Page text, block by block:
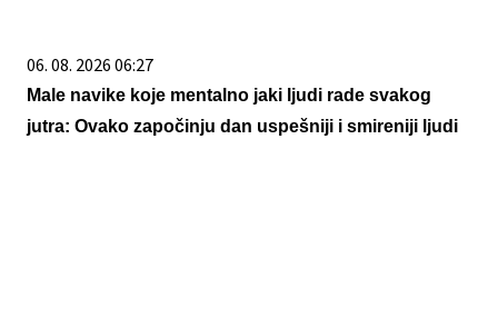
06. 08. 2026 06:27
Male navike koje mentalno jaki ljudi rade svakog
jutra: Ovako započinju dan uspešniji i smireniji ljudi